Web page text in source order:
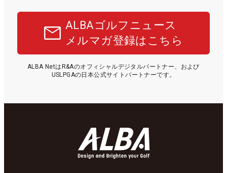
ALBAゴルフニュース
メルマガ登録はこちら
ALBA NetはR&Aのオフィシャルデジタルパートナー、および
USLPGAの日本公式サイトパートナーです。